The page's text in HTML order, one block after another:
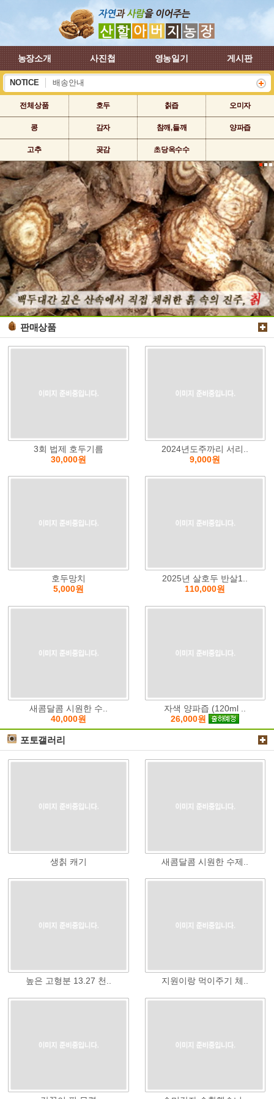
농장소개 사진첩 영농일기 게시판
NOTICE
하계 휴가 배송안내
배송안내
전체상품 호두 칡즙 오미자
콩 감자 참깨,들깨 양파즙
고추 곶감 초당옥수수
판매상품
3회 법제 호두기름
30,000원
2024년도주까리 서리..
9,000원
호두망치
5,000원
2025년 살호두 반살1..
110,000원
새콤달콤 시원한 수..
40,000원
자색 양파즙 (120ml ..
26,000원
포토갤러리
생칡 캐기 새콤달콤 시원한 수제..
높은 고형분 13.27 천.. 지원이랑 먹이주기 체..